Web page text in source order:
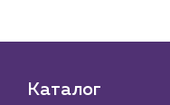
Каталог